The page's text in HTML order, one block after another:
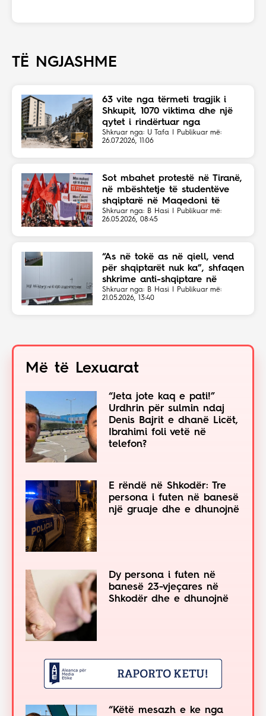
TË NGJASHME
63 vite nga tërmeti tragjik i
Shkupit, 1070 viktima dhe një
qytet i rindërtuar nga
solidariteti botëror
Shkruar nga: U Tafa | Publikuar më:
26.07.2026, 11:06
Sot mbahet protestë në Tiranë,
në mbështetje të studentëve
shqiptarë në Maqedoni të
Veriut
Shkruar nga: B Hasi | Publikuar më:
26.05.2026, 08:45
“As në tokë as në qiell, vend
për shqiptarët nuk ka”, shfaqen
shkrime anti-shqiptare në
Shkup
Shkruar nga: B Hasi | Publikuar më:
21.05.2026, 13:40
Më të Lexuarat
“Jeta jote kaq e pati!”
Urdhrin për sulmin ndaj
Denis Bajrit e dhanë Licët,
Ibrahimi foli vetë në
telefon?
E rëndë në Shkodër: Tre
persona i futen në banesë
një gruaje dhe e dhunojnë
Dy persona i futen në
banesë 23-vjeçares në
Shkodër dhe e dhunojnë
“Këtë mesazh e ke nga